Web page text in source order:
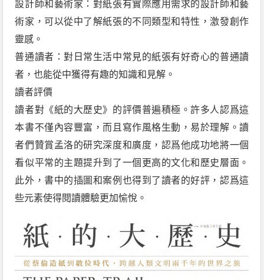
設計師和藝術家：對紙張有實際應用需求的設計師和藝
術家，可以從中了解紙張的不同類型和特性，激發創作
靈感。
普通讀者：對日常生活中常見的紙張有好奇心的普通讀
者，也能從中獲得有趣的知識和見解。
讀者評價
讀者對《紙的大歷史》的評價普遍積極。許多人認爲這
本書不僅內容豐富，而且寫作風格生動，易於理解。讀
者們贊賞孟洛的研究深度和廣度，認爲他成功地將一個
看似平常的主題提升到了一個更高的文化和歷史層面。
此外，書中的插圖和案例也得到了讀者的好評，認爲這
些元素使得閱讀體驗更加愉悅。